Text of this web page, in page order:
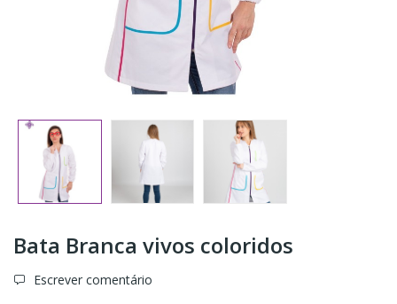
Bata Branca vivos coloridos
Escrever comentário